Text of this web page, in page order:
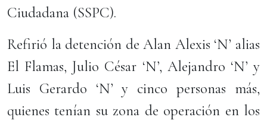
Ciudadana (SSPC).
Refirió la detención de Alan Alexis ‘N’ alias
El Flamas, Julio César ‘N’, Alejandro ‘N’ y
Luis Gerardo ‘N’ y cinco personas más,
quienes tenían su zona de operación en los